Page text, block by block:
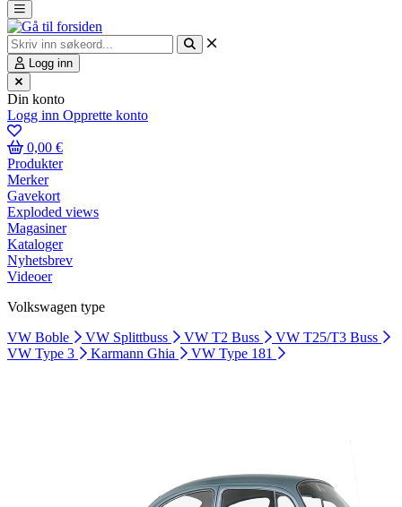
Logg inn
Din konto
Logg inn Opprette konto
0,00 €
Produkter
Merker
Gavekort
Exploded views
Magasiner
Kataloger
Nyhetsbrev
Videoer
Volkswagen type
VW Boble
VW Splittbuss VW T2 Buss
VW T25/T3 Buss
VW Type 3
Karmann Ghia VW Type 181